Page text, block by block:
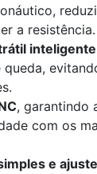
a resistência.
inteligente
queda,
, garantindo
com os
e